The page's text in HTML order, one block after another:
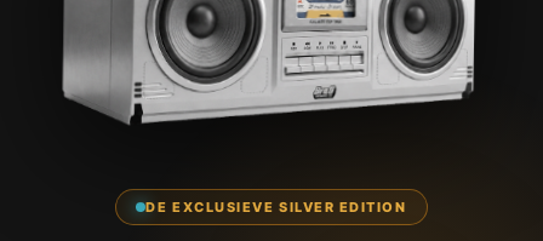
DE EXCLUSIEVE SILVER EDITION